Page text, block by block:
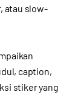
atau slow-
caption,
stiker yang